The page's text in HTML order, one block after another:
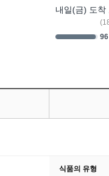
내일(금) 도착
(
식품의 유형